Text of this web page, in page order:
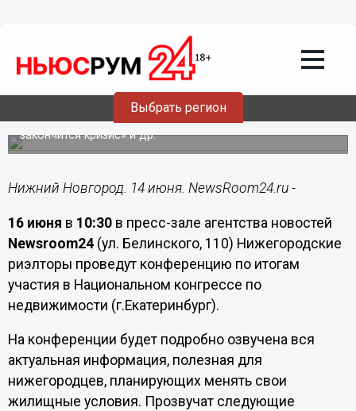
Выбрать регион
Национальном конгрессе по
недвижимости проведут
нижегородские риэлторы
Экспертами будут затронуты такие темы, как «Кто
защитит нижегородцев в сделках с недвижимостью»,
«Как не стать обманутым дольщиком», «Когда
закончится кризис» и др.
Нижний Новгород. 14 июня. NewsRoom24.ru -
16 июня в 10:30в пресс-зале агентства новостей
Newsroom24(ул. Белинского, 110) Нижегородские
риэлторы проведут конференцию по итогам
участия в Национальном конгрессе по
недвижимости (г.Екатеринбург).
На конференции будет подробно озвучена вся
актуальная информация, полезная для
нижегородцев, планирующих менять свои
жилищные условия. Прозвучат следующие